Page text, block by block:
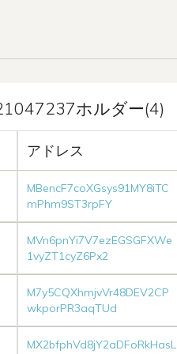
ホルダー(4)
アドレス
MBencF7coXGsys91MY8iTC
mPhm9ST3rpFY
MVn6pnYi7V7ezEGSGFXWe
1vyZT1cyZ6Px2
M7y5CQXhmjvVr48DEV2CP
wkporPR3aqTUd
MX2bfphVd8jY2aDFoRkHasL